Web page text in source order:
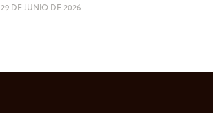
29 DE JUNIO DE 2026